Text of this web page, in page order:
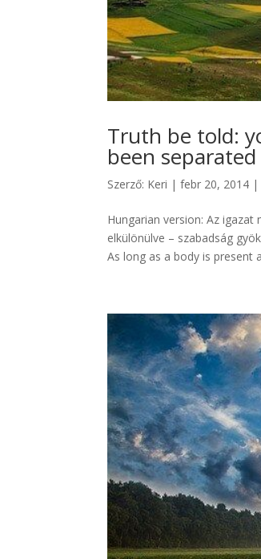
Truth be told:
been separated
Szerző: Keri |febr 20, 2014
Hungarian version: Az
elkülönülve – szabadság
As long as a body is present